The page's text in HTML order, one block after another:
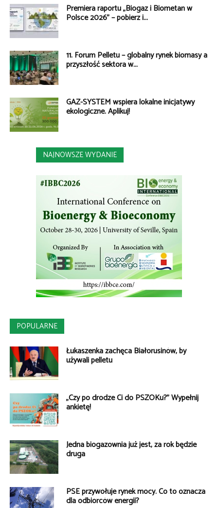
Premiera raportu „Biogaz i Biometan w
Polsce 2026” – pobierz i...
11. Forum Pelletu – globalny rynek biomasy a
przyszłość sektora w...
GAZ-SYSTEM wspiera lokalne inicjatywy
ekologiczne. Aplikuj!
NAJNOWSZE WYDANIE
POPULARNE
Łukaszenka zachęca Białorusinów, by
używali pelletu
„Czy po drodze Ci do PSZOKu?” Wypełnij
ankietę!
Jedna biogazownia już jest, za rok będzie
druga
PSE przywołuje rynek mocy. Co to oznacza
dla odbiorców energii?